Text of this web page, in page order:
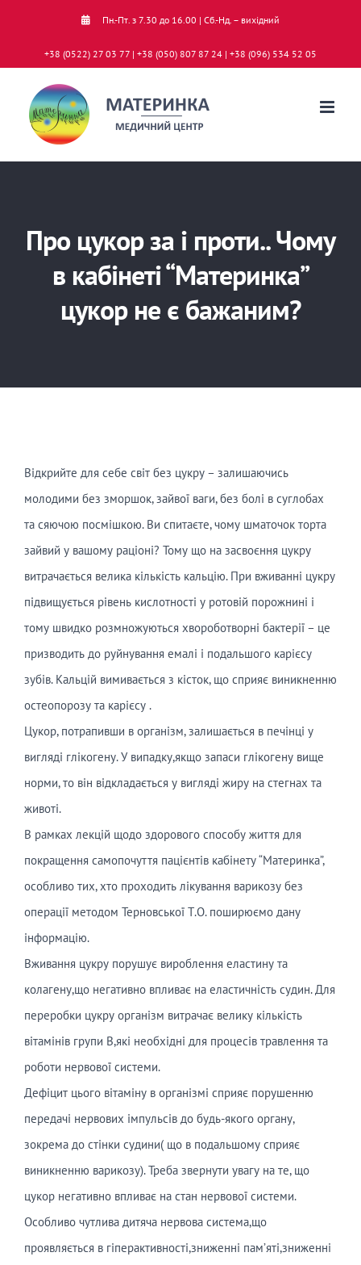
Пн.-Пт. з 7.30 до 16.00 | Сб.-Нд. – вихідний
+38 (0522) 27 03 77 | +38 (050) 807 87 24 | +38 (096) 534 52 05
Про цукор за і проти.. Чому
в кабінеті “Материнка”
цукор не є бажаним?
Відкрийте для себе світ без цукру – залишаючись
молодими без зморшок, зайвої ваги, без болі в суглобах
та сяючою посмішкою. Ви спитаєте, чому шматочок торта
зайвий у вашому раціоні? Тому що на засвоєння цукру
витрачається велика кількість кальцію. При вживанні цукру
підвищується рівень кислотності у ротовій порожнині і
тому швидко розмножуються хвороботворні бактерії – це
призводить до руйнування емалі і подальшого карієсу
зубів. Кальцій вимивається з кісток, що сприяє виникненню
остеопорозу та карієсу .
Цукор, потрапивши в організм, залишається в печінці у
вигляді глікогену. У випадку,якщо запаси глікогену вище
норми, то він відкладається у вигляді жиру на стегнах та
животі.
В рамках лекцій щодо здорового способу життя для
покращення самопочуття пацієнтів кабінету “Материнка”,
особливо тих, хто проходить лікування варикозу без
операції методом Терновської Т.О. поширюємо дану
інформацію.
Вживання цукру порушує вироблення еластину та
колагену,що негативно впливає на еластичність судин. Для
переробки цукру організм витрачає велику кількість
вітамінів групи В,які необхідні для процесів травлення та
роботи нервової системи.
Дефіцит цього вітаміну в організмі сприяє порушенню
передачі нервових імпульсів до будь-якого органу,
зокрема до стінки судини( що в подальшому сприяє
виникненню варикозу). Треба звернути увагу на те, що
цукор негативно впливає на стан нервової системи.
Особливо чутлива дитяча нервова система,що
проявляється в гіперактивності,зниженні пам’яті,зниженні